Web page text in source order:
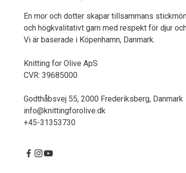
En mor och dotter skapar tillsammans
och högkvalitativt garn med respekt för djur
Vi är baserade i Köpenhamn, Danmark.
Knitting for Olive ApS
CVR: 39685000
Godthåbsvej 55, 2000 Frederiksberg, Danmark
info@knittingforolive.dk
+45-31353730